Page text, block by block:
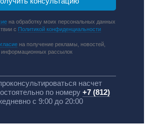
на обработку моих персональных данных
с Политикой конфиденциальности
на получение рекламы, новостей,
информационных рассылок
насчет
по номеру +7 (812)
с 9:00 до 20:00